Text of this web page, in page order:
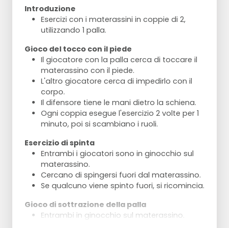
Introduzione
Esercizi con i materassini in coppie di 2,
utilizzando 1 palla.
Gioco del tocco con il piede
Il giocatore con la palla cerca di toccare il
materassino con il piede.
L'altro giocatore cerca di impedirlo con il
corpo.
Il difensore tiene le mani dietro la schiena.
Ogni coppia esegue l'esercizio 2 volte per 1
minuto, poi si scambiano i ruoli.
Esercizio di spinta
Entrambi i giocatori sono in ginocchio sul
materassino.
Cercano di spingersi fuori dal materassino.
Se qualcuno viene spinto fuori, si ricomincia.
Gioco di sottrazione della palla
Entrambi in ginocchio sul materassino.